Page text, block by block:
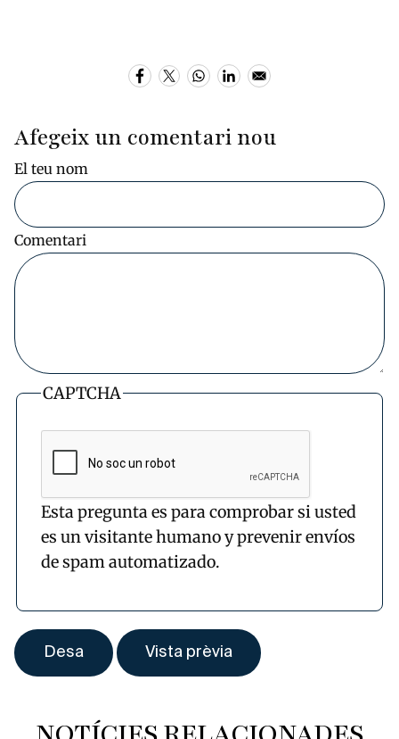
Afegeix un comentari nou
El teu nom
Comentari
CAPTCHA
Esta pregunta es para comprobar si usted
es un visitante humano y prevenir envíos
de spam automatizado.